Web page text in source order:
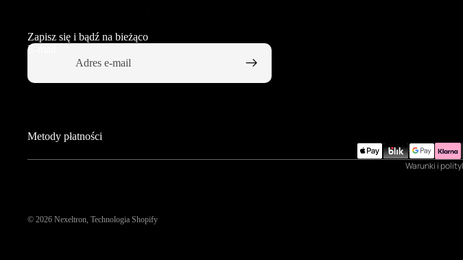
Zapisz się i bądź na bieżąco
E-mail
Metody płatności
© 2026 Nexeltron, Technologia Shopify
Warunki i
Dane